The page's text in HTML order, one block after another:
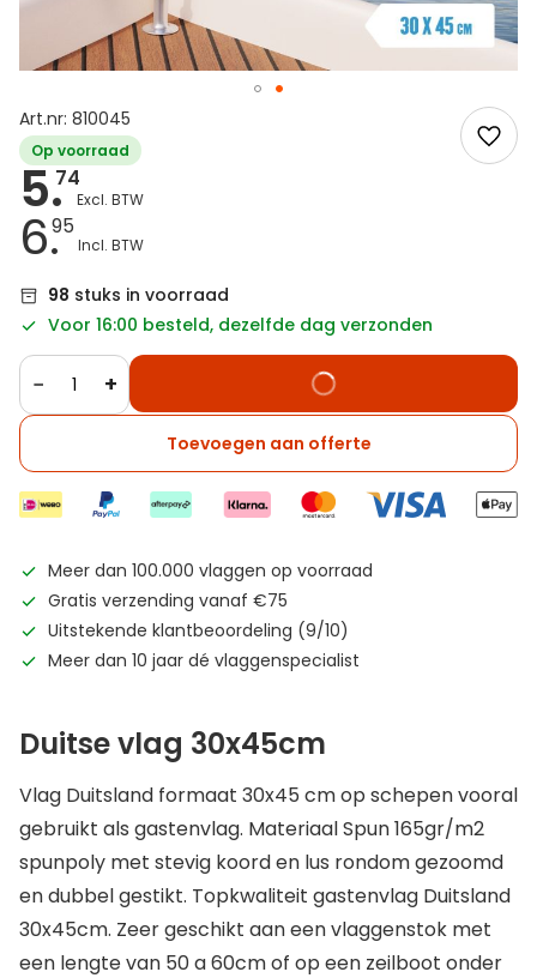
Art.nr: 810045
Op voorraad
5.74
6.95
98 stuks in voorraad
Voor 16:00 besteld, dezelfde dag verzonden
− +
Toevoegen aan offerte
Meer dan 100.000 vlaggen op voorraad
Gratis verzending vanaf €75
Uitstekende klantbeoordeling (9/10)
Meer dan 10 jaar dé vlaggenspecialist
Duitse vlag 30x45cm
Vlag Duitsland formaat 30x45 cm op schepen vooral
gebruikt als gastenvlag. Materiaal Spun 165gr/m2
spunpoly met stevig koord en lus rondom gezoomd
en dubbel gestikt. Topkwaliteit gastenvlag Duitsland
30x45cm. Zeer geschikt aan een vlaggenstok met
een lengte van 50 a 60cm of op een zeilboot onder